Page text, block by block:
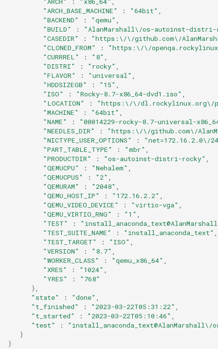
"ARCH_BASE_MACHINE"
: "64bit"
"BACKEND"
: "qemu"
"BUILD"
:
"AlanMarshall\/os-autoinst-distri-
"CASEDIR"
:
"https:\/\/github.com\/
"CLONED_FROM"
:
"https:\/\/
"CURRREL"
: "8"
"DISTRI"
: "rocky"
"FLAVOR"
: "universal"
"HDDSIZEGB"
: "15"
"ISO"
: "Rocky-8.7-x86_64-dvd1.iso"
"LOCATION"
:
"https:\/\/dl.rockylinux.org\/
"MACHINE"
: "64bit"
"NAME"
:
"00014229-rocky-8.7-universal-
"NEEDLES_DIR"
:
"https:\/\/github.com\/
"NICTYPE_USER_OPTIONS"
:
"net=172.16.2.0\/
"PART_TABLE_TYPE"
: "mbr"
"PRODUCTDIR"
: "os-autoinst-distri-rocky"
"QEMUCPU"
: "Nehalem"
"QEMUCPUS"
: "2"
"QEMURAM"
: "2048"
"QEMU_HOST_IP"
: "172.16.2.2"
"QEMU_VIDEO_DEVICE"
: "virtio-vga"
"QEMU_VIRTIO_RNG"
: "1"
"TEST"
:
"TEST_SUITE_NAME"
:
"install_anaconda_text"
"TEST_TARGET"
: "ISO"
"VERSION"
: "8.7"
"WORKER_CLASS"
: "qemu_x86_64"
"XRES"
: "1024"
"YRES"
:
"768"
}
"state"
: "done"
"t_finished"
: "2023-03-22T05:31:22"
"t_started"
: "2023-03-22T05:10:46"
"test"
:
}
}